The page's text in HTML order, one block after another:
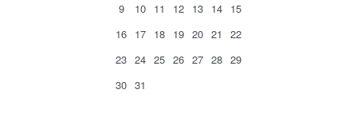
9
10 11 12 13 14 15
16 17 18 19 20 21
22
23 24 25 26 27 28 29
30 31